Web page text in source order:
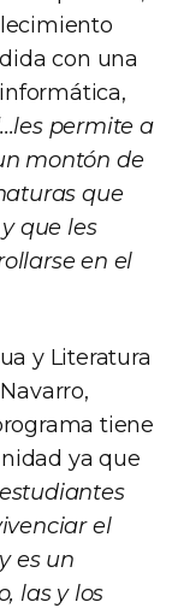
con una
permite a
montón de
que
que les
en el
y Literatura
tiene
ya que
el
es un
las y los